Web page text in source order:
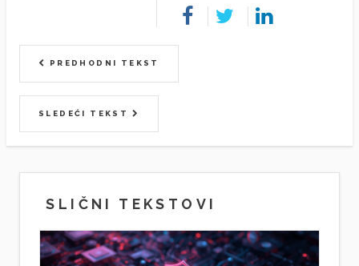
PREDHODNI TEKST
SLEDEĆI TEKST
SLIČNI TEKSTOVI